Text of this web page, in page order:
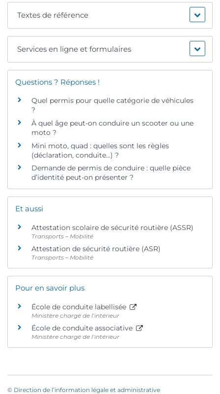
Textes de référence
Services en ligne et formulaires
Questions ? Réponses !
Quel permis pour quelle catégorie de véhicules
?
À quel âge peut-on conduire un scooter ou une
moto ?
Mini moto, quad : quelles sont les règles
(déclaration, conduite…) ?
Demande de permis de conduire : quelle pièce
d’identité peut-on présenter ?
Et aussi
Attestation scolaire de sécurité routière (ASSR)
Transports – Mobilité
Attestation de sécurité routière (ASR)
Transports – Mobilité
Pour en savoir plus
École de conduite labellisée
Ministère chargé de l’intérieur
École de conduite associative
Ministère chargé de l’intérieur
© Direction de l’information légale et administrative